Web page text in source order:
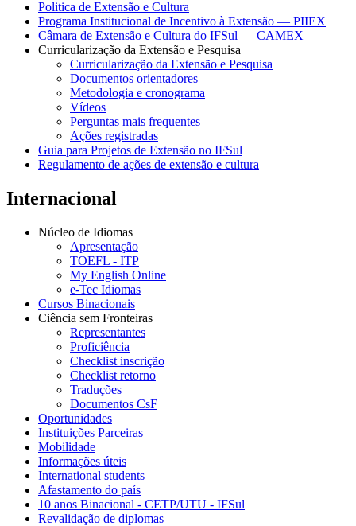
Politica de Extensão e Cultura
Programa Institucional de Incentivo à Extensão — PIIEX
Câmara de Extensão e Cultura do IFSul — CAMEX
Curricularização da Extensão e Pesquisa
Curricularização da Extensão e Pesquisa
Documentos orientadores
Metodologia e cronograma
Vídeos
Perguntas mais frequentes
Ações registradas
Guia para Projetos de Extensão no IFSul
Regulamento de ações de extensão e cultura
Internacional
Núcleo de Idiomas
Apresentação
TOEFL - ITP
My English Online
e-Tec Idiomas
Cursos Binacionais
Ciência sem Fronteiras
Representantes
Proficiência
Checklist inscrição
Checklist retorno
Traduções
Documentos CsF
Oportunidades
Instituições Parceiras
Mobilidade
Informações úteis
International students
Afastamento do país
10 anos Binacional - CETP/UTU - IFSul
Revalidação de diplomas